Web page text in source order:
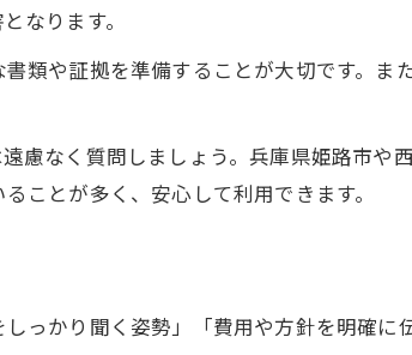
なります。
類や証拠を準備することが大切です。ま
慮なく質問しましょう。兵庫県姫路市や
ことが多く、安心して利用できます。
かり聞く姿勢」「費用や方針を明確に